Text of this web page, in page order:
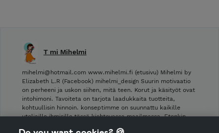
T mi Mihelmi
mihelmi@hotmail.com www.mihelmi.fi (etusivu) Mihelmi by
Elizabeth L.R (Facebook) mihelmi_design Suurin motivaatio
on perheeni ja uskon siihen, mitä teen. Korut ja käsityöt ovat
intohimoni. Tavoiteta on tarjota laadukkaita tuotteita,
kohtuullisin hinnoin. konseptimme on suunnattu kaikille
uteliaille ihmisille tässä kiehtovassa maailmassa. Etenkin …